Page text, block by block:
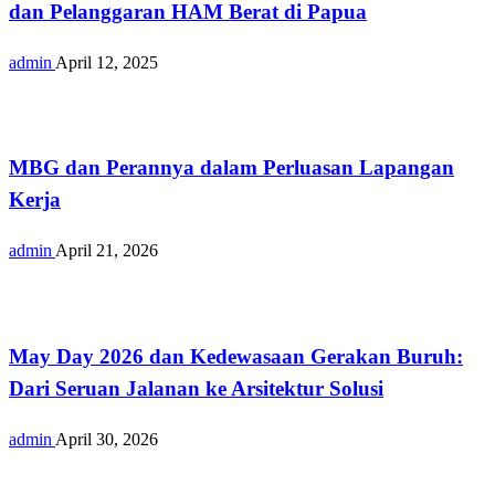
dan Pelanggaran HAM Berat di Papua
admin April 12, 2025
MBG dan Perannya dalam Perluasan Lapangan
Kerja
admin April 21, 2026
May Day 2026 dan Kedewasaan Gerakan Buruh:
Dari Seruan Jalanan ke Arsitektur Solusi
admin April 30, 2026